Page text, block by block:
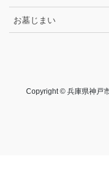
お墓じまい
Copyright © 兵庫県神戸